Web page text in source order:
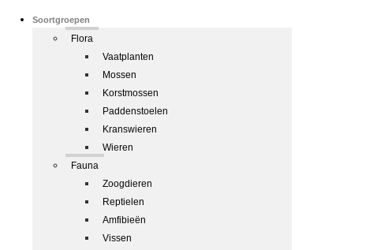
Soortgroepen
Flora
Vaatplanten
Mossen
Korstmossen
Paddenstoelen
Kranswieren
Wieren
Fauna
Zoogdieren
Reptielen
Amfibieën
Vissen